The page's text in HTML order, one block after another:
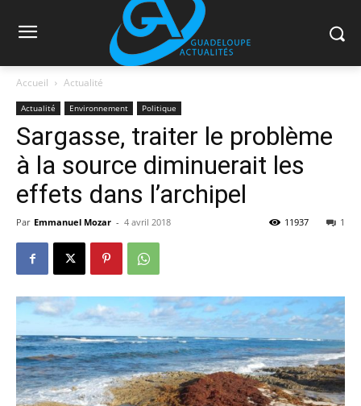
Accueil Actualité
Actualité Environnement Politique
Sargasse, traiter le problème
à la source diminuerait les
effets dans l’archipel
Par Emmanuel Mozar - 4 avril 2018 1
11937